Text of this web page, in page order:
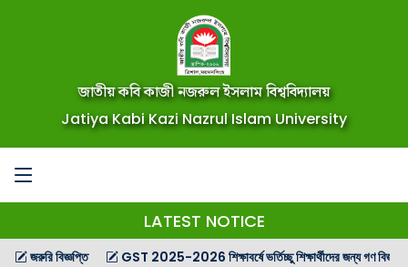
জাতীয় কবি কাজী নজরুল ইসলাম বিশ্ববিদ্যালয়
Jatiya Kabi Kazi Nazrul Islam University
LATEST NOTICE
বিজ্ঞপ্তি GST 2025-2026 শিক্ষাবর্ষে ভর্তিচ্ছু শিক্ষার্থীদের জন্য গণ বিজ্ঞপ্তি